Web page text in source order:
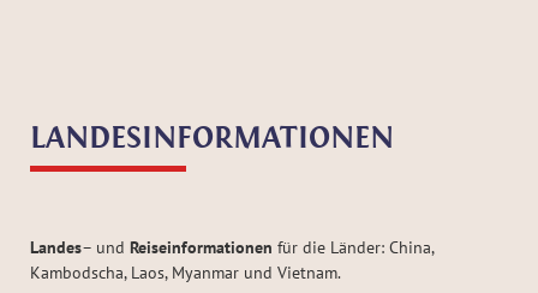
LANDESINFORMATIONEN
Landes– und Reiseinformationen für die Länder: China,
Kambodscha, Laos, Myanmar und Vietnam.